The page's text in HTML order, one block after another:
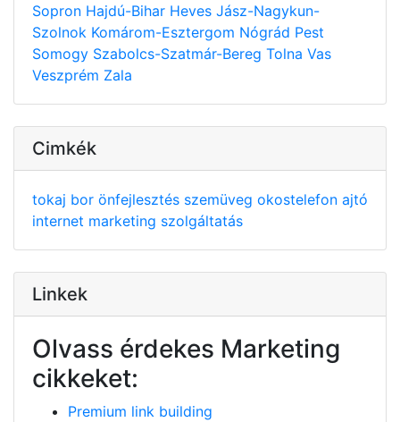
Sopron Hajdú-Bihar Heves Jász-Nagykun-
Szolnok Komárom-Esztergom Nógrád Pest
Somogy Szabolcs-Szatmár-Bereg Tolna Vas
Veszprém Zala
Cimkék
tokaj bor önfejlesztés szemüveg okostelefon ajtó
internet marketing szolgáltatás
Linkek
Olvass érdekes Marketing
cikkeket:
Premium link building